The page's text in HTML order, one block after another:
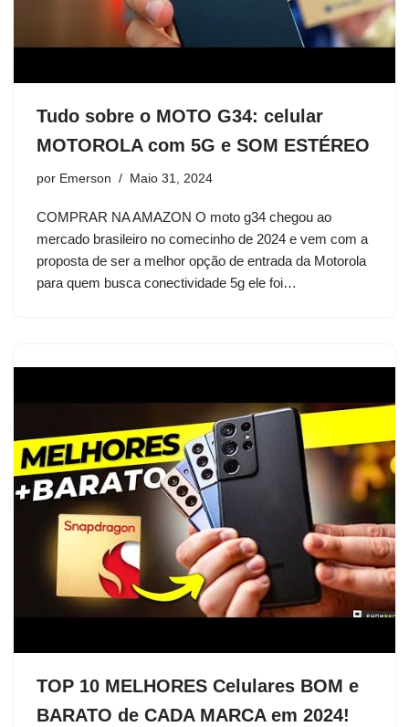
Tudo sobre o MOTO G34: celular
MOTOROLA com 5G e SOM ESTÉREO
por Emerson Maio 31, 2024
COMPRAR NA AMAZON O moto g34 chegou ao
mercado brasileiro no comecinho de 2024 e vem com a
proposta de ser a melhor opção de entrada da Motorola
para quem busca conectividade 5g ele foi…
TOP 10 MELHORES Celulares BOM e
BARATO de CADA MARCA em 2024!